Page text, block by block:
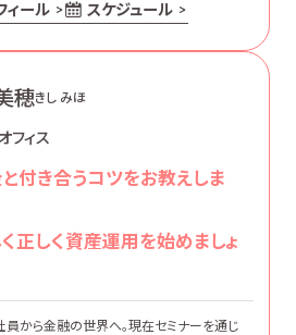
ィール スケジュール
穂きし みほ
フィス
付き合うコツをお教えしま
正しく資産運用を始めましょ
から金融の世界へ。現在セミナーを通じ